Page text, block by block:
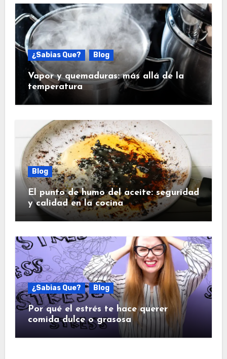
¿Sabias Que? Blog
Vapor y quemaduras: más allá de la
temperatura
Blog
El punto de humo del aceite: seguridad
y calidad en la cocina
¿Sabias Que? Blog
Por qué el estrés te hace querer
comida dulce o grasosa